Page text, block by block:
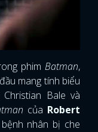
phim Batman,
mang tính biểu
Bale và
của Robert
nhân bị che